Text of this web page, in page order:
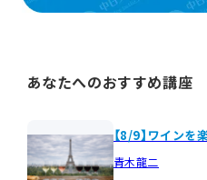
あなたへのおすすめ講座
【8/9】ワインを
青木龍二